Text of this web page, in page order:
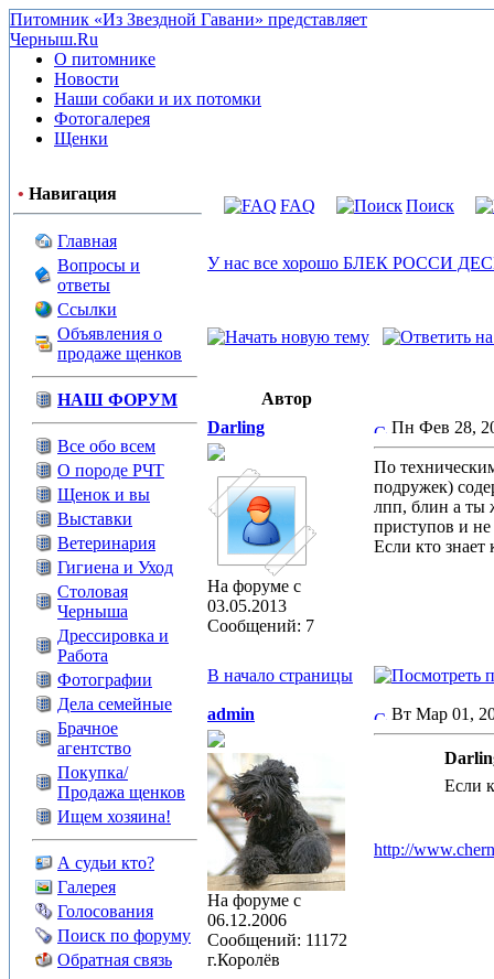
Питомник «Из Звездной Гавани» представляет
Черныш.Ru
О питомнике
Новости
Наши собаки и их потомки
Фотогалерея
Щенки
• Навигация
Главная
Вопросы и
ответы
Ссылки
Объявления о
продаже щенков
НАШ ФОРУМ
Все обо всем
О породе РЧТ
Щенок и вы
Выставки
Ветеринария
Гигиена и Уход
Столовая
Черныша
Дрессировка и
Работа
Фотографии
Дела семейные
Брачное
агентство
Покупка/
Продажа щенков
Ищем хозяина!
А судьи кто?
Галерея
Голосования
Поиск по форуму
Обратная связь
FAQ Поиск
У нас все хорошо БЛЕК РОССИ
Автор
Darling
На форуме с
03.05.2013
Сообщений: 7
Пн Фев 28,
По
подружек)
лпп, блин а ты
приступов и
Если кто знает
В начало страницы
admin
На форуме с
06.12.2006
Сообщений: 11172
г.Королёв
Вт Мар 01,
Если
http://